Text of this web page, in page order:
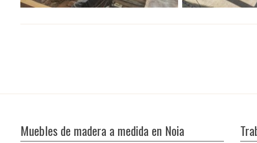
Muebles de madera a medida en Noia